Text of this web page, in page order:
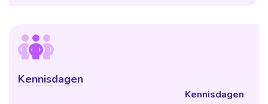
Kennisdagen
Kennisdagen